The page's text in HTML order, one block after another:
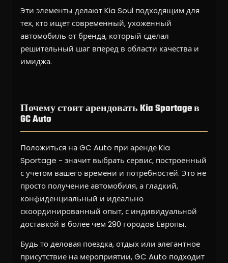
Эти элементы делают Kia Soul подходящим для
тех, кто ищет современный, ухоженный
автомобиль от бренда, который сделал
решительный шаг вперед в области качества и
имиджа.
Почему стоит арендовать Kia Sportage в
GC Auto
Положиться на GC Auto при аренде Kia
Sportage - значит выбрать сервис, построенный
с учетом вашего времени и потребностей. Это не
просто получение автомобиля, а гладкий,
конфиденциальный и идеально
скоординированный опыт, с индивидуальной
доставкой в более чем 290 городов Европы.
Будь то деловая поездка, отдых или элегантное
присутствие на мероприятии, GC Auto подходит